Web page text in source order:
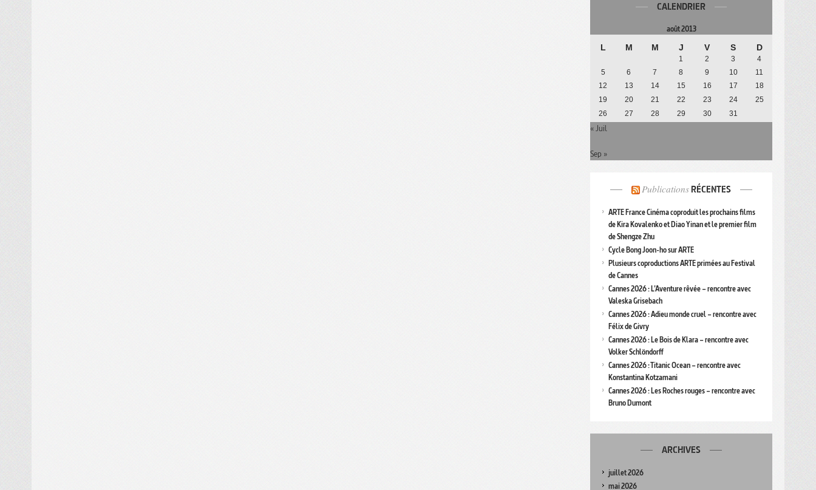
CALENDRIER
août 2013
L M M J V S D
1 2 3
4
5
6 7 8 9 10
11
12
13 14 15 16 17
18
19
20 21 22 23 24
25
26
27 28 29 30 31
« Juil
Sep »
Publications RÉCENTES
ARTE France Cinéma coproduit les prochains films
de Kira Kovalenko et Diao Yinan et le premier film
de Shengze Zhu
Cycle Bong Joon-ho sur ARTE
Plusieurs coproductions ARTE primées au Festival
de Cannes
Cannes 2026 : L’Aventure rêvée – rencontre avec
Valeska Grisebach
Cannes 2026 : Adieu monde cruel – rencontre avec
Félix de Givry
Cannes 2026 : Le Bois de Klara – rencontre avec
Volker Schlöndorff
Cannes 2026 : Titanic Ocean – rencontre avec
Konstantina Kotzamani
Cannes 2026 : Les Roches rouges – rencontre avec
Bruno Dumont
ARCHIVES
juillet 2026
mai 2026